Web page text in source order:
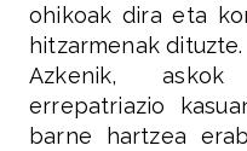
ohikoak dira eta
hitzarmenak dituzte.
Azkenik,
errepatriazio
barne hartzea